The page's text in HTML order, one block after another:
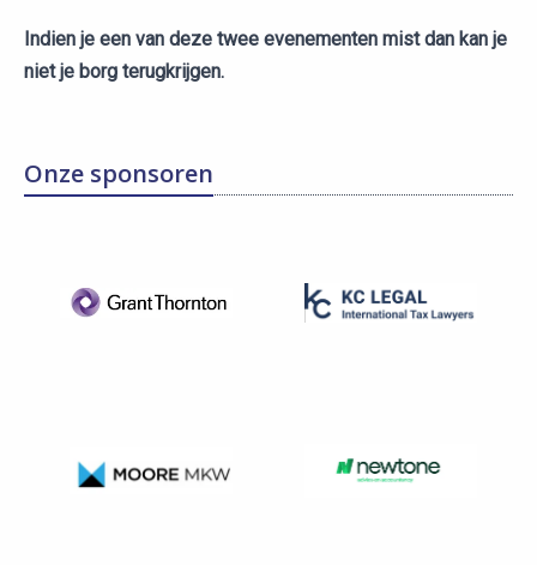
Indien je een van deze twee evenementen mist dan kan je
niet je borg terugkrijgen.
Onze sponsoren